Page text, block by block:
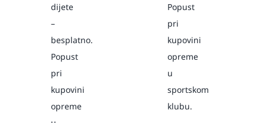
dijete
–
besplatno.
Popust
pri
kupovini
opreme
Popust
pri
kupovini
opreme
u
sportskom
klubu.